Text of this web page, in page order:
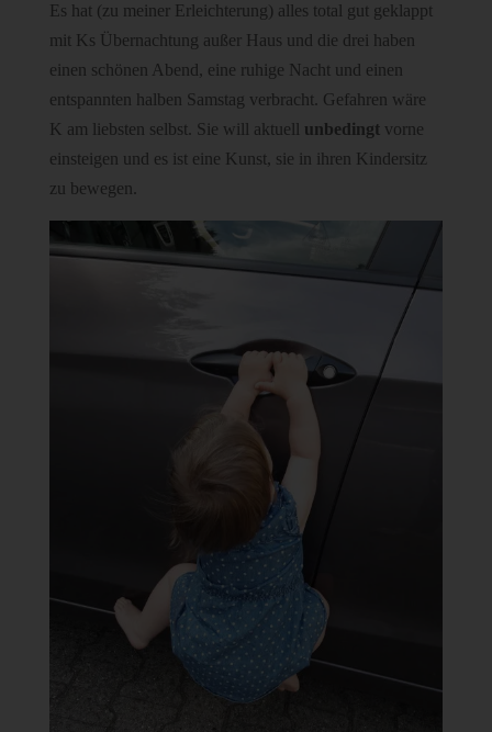
Es hat (zu meiner Erleichterung) alles total gut geklappt
mit Ks Übernachtung außer Haus und die drei haben
einen schönen Abend, eine ruhige Nacht und einen
entspannten halben Samstag verbracht. Gefahren wäre
K am liebsten selbst. Sie will aktuell unbedingtvorne
einsteigen und es ist eine Kunst, sie in ihren Kindersitz
zu bewegen.